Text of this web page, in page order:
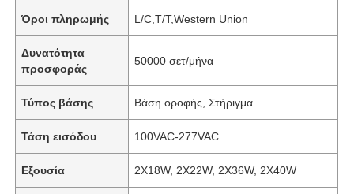
Όροι πληρωμής L/C,T/T,Western Union
Δυνατότητα
προσφοράς
50000 σετ/μήνα
Τύπος βάσης Βάση οροφής, Στήριγμα
Τάση εισόδου 100VAC-277VAC
Εξουσία 2X18W, 2X22W, 2X36W, 2X40W